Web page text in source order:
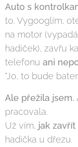
Auto s
to. Vygooglím,
na motor
hadiček), zavřu
telefonu ani
"Jo, to bude
Ale přežila jsem.
pracovala.
Už vím, jak
hadička u dřezu.